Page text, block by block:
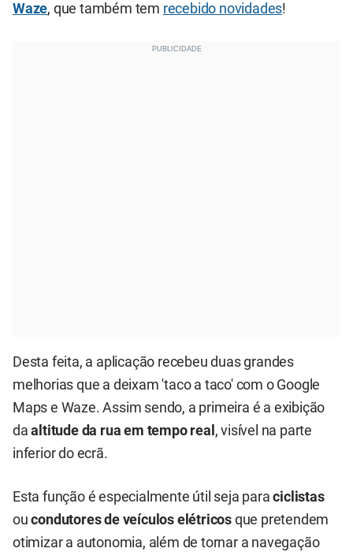
Waze, que também tem recebido novidades!
Desta feita, a aplicação recebeu duas grandes
melhorias que a deixam 'taco a taco' com o Google
Maps e Waze. Assim sendo, a primeira é a exibição
daaltitude da rua em tempo real , visível na parte
inferior do ecrã.
Esta função é especialmente útil seja paraciclistas
oucondutores de veículos elétricos que pretendem
otimizar a autonomia, além de tornar a navegação